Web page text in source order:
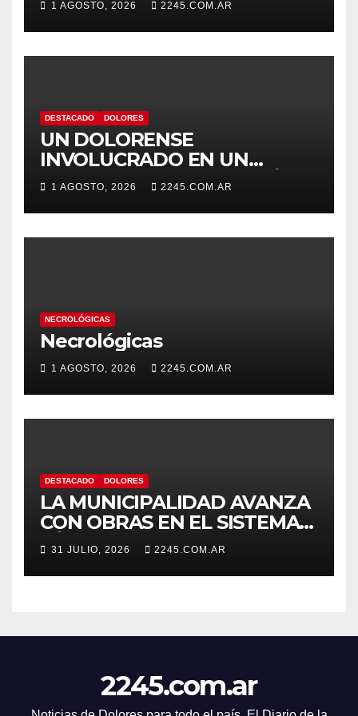
1 AGOSTO, 2026 2245.COM.AR
DESTACADO DOLORES
UN DOLORENSE
INVOLUCRADO EN UN
SINIESTRO QUE TERMINÓ
CON DESPISTE Y VUELCO
1 AGOSTO, 2026 2245.COM.AR
NECROLÓGICAS
Necrológicas
1 AGOSTO, 2026 2245.COM.AR
DESTACADO DOLORES
LA MUNICIPALIDAD AVANZA
CON OBRAS EN EL SISTEMA
HÍDRICO DE DOLORES
31 JULIO, 2026 2245.COM.AR
2245.com.ar